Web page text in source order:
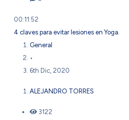
00:11:52
4 claves para evitar lesiones en Yoga.
General
•
6th Dic, 2020
ALEJANDRO TORRES
3122